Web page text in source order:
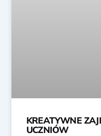
KREATYWNE
UCZNIÓW